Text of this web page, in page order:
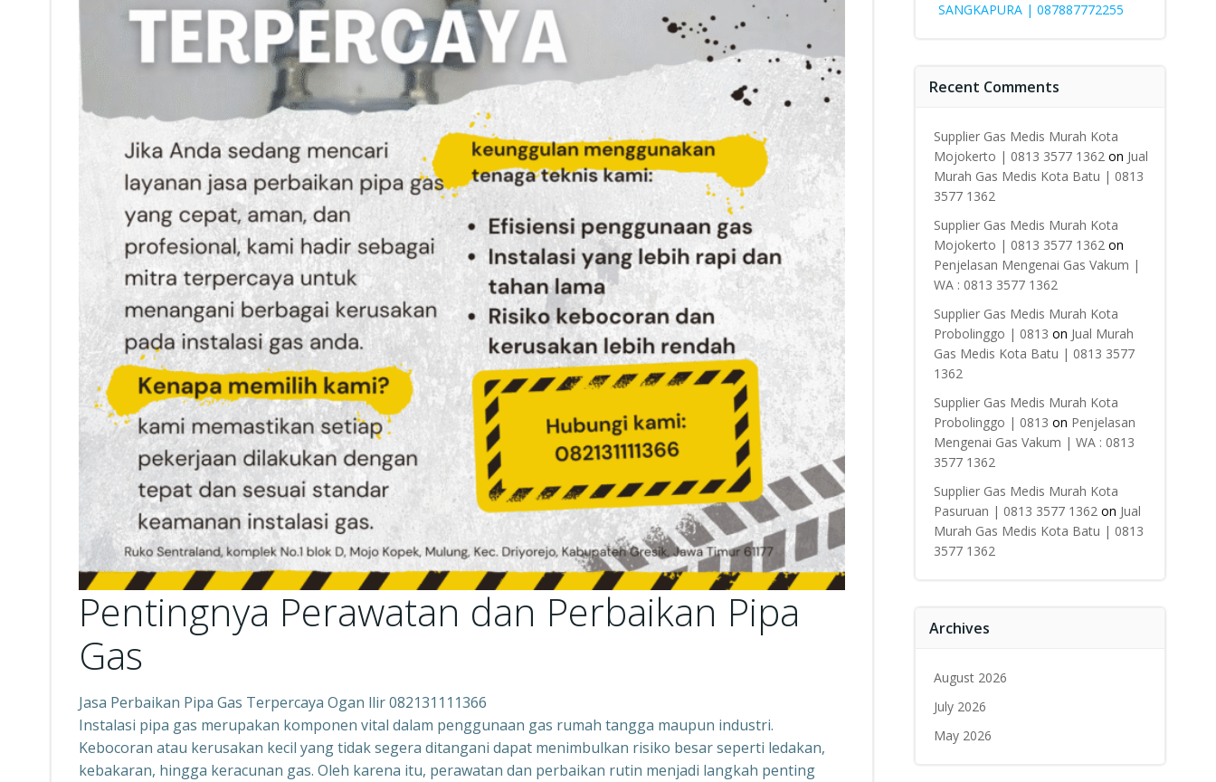
Pentingnya Perawatan dan Perbaikan Pipa
Gas
Jasa Perbaikan Pipa Gas Terpercaya Ogan llir 082131111366
Instalasi pipa gas merupakan komponen vital dalam penggunaan gas rumah tangga maupun industri.
Kebocoran atau kerusakan kecil yang tidak segera ditangani dapat menimbulkan risiko besar seperti ledakan,
kebakaran, hingga keracunan gas. Oleh karena itu, perawatan dan perbaikan rutin menjadi langkah penting
SANGKAPURA | 087887772255
Recent Comments
Supplier Gas Medis Murah Kota
Mojokerto | 0813 3577 1362on Jual
Murah Gas Medis Kota Batu | 0813
3577 1362
Supplier Gas Medis Murah Kota
Mojokerto | 0813 3577 1362on
Penjelasan Mengenai Gas Vakum |
WA : 0813 3577 1362
Supplier Gas Medis Murah Kota
Probolinggo | 0813 on Jual Murah
Gas Medis Kota Batu | 0813 3577
1362
Supplier Gas Medis Murah Kota
Probolinggo | 0813 on Penjelasan
Mengenai Gas Vakum | WA : 0813
3577 1362
Supplier Gas Medis Murah Kota
Pasuruan | 0813 3577 1362on Jual
Murah Gas Medis Kota Batu | 0813
3577 1362
Archives
August 2026
July 2026
May 2026